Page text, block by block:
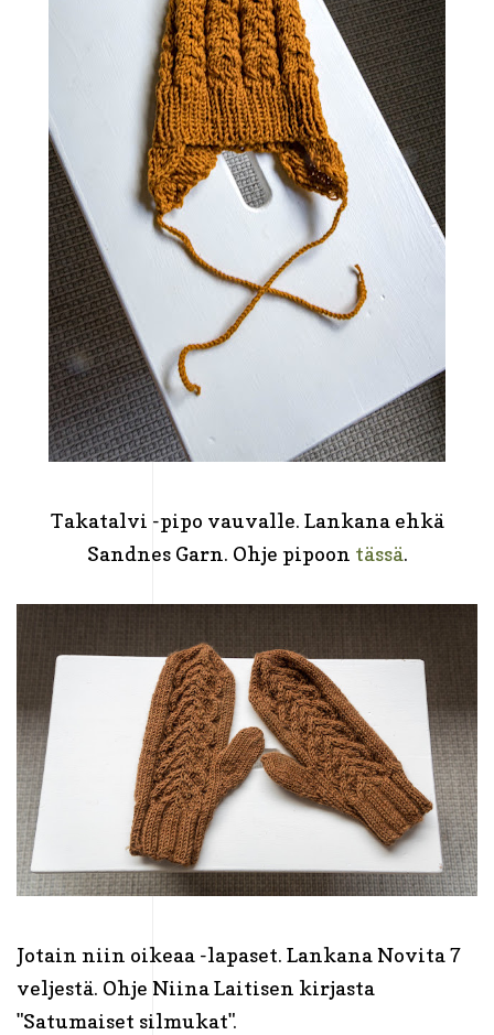
Takatalvi -pipo vauvalle. Lankana ehkä
Sandnes Garn. Ohje pipoon tässä.
Jotain niin oikeaa -lapaset. Lankana Novita 7
veljestä. Ohje Niina Laitisen kirjasta
"Satumaiset silmukat".